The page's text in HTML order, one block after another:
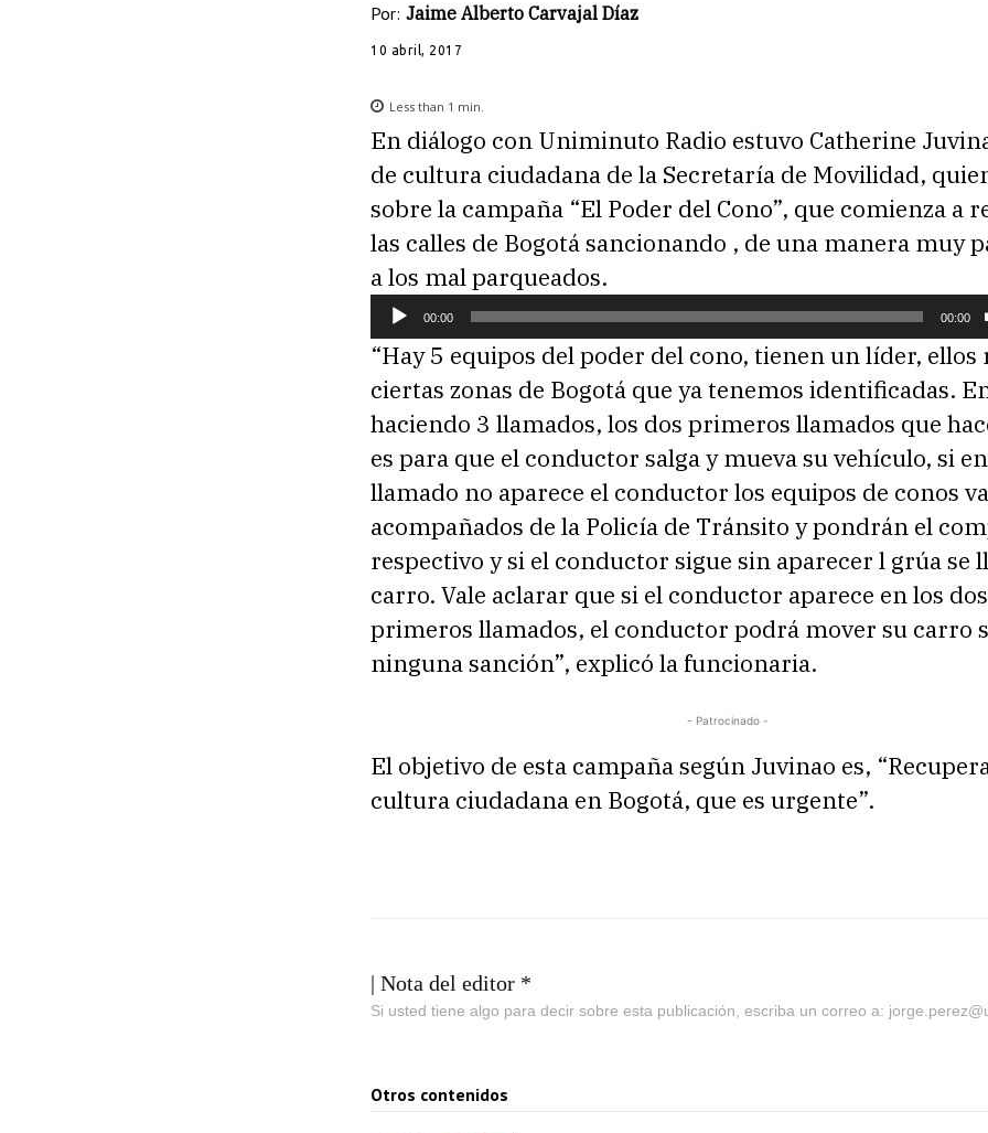
Por: Jaime Alberto Carvajal Díaz
10 abril, 2017
Less than 1 min.
En diálogo con Uniminuto Radio estuvo Catherine
de cultura ciudadana de la Secretaría de Movilidad,
sobre la campaña “El Poder del Cono”, que comienza a
las calles de Bogotá sancionando , de una manera muy
a los mal parqueados.
e
p
r
o
d
u
c
t
o
r
a
u
00:00 00:00
“Hay 5 equipos del poder del cono, tienen un líder,
ciertas zonas de Bogotá que ya tenemos identificadas.
haciendo 3 llamados, los dos primeros llamados que
es para que el conductor salga y mueva su vehículo, si
llamado no aparece el conductor los equipos de conos
acompañados de la Policía de Tránsito y pondrán el
respectivo y si el conductor sigue sin aparecer l grúa se
carro. Vale aclarar que si el conductor aparece en los dos
primeros llamados, el conductor podrá mover su carro
ninguna sanción”, explicó la funcionaria.
- Patrocinado -
El objetivo de esta campaña según Juvinao es,
cultura ciudadana en Bogotá, que es urgente”.
| Nota del editor *
Si usted tiene algo para decir sobre esta publicación, escriba un correo a:
Otros contenidos